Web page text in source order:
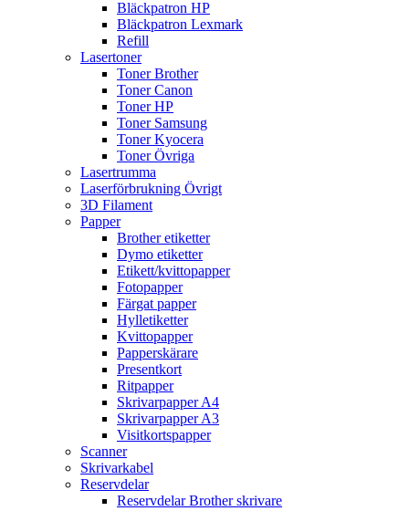
Bläckpatron HP
Bläckpatron Lexmark
Refill
Lasertoner
Toner Brother
Toner Canon
Toner HP
Toner Samsung
Toner Kyocera
Toner Övriga
Lasertrumma
Laserförbrukning Övrigt
3D Filament
Papper
Brother etiketter
Dymo etiketter
Etikett/kvittopapper
Fotopapper
Färgat papper
Hylletiketter
Kvittopapper
Papperskärare
Presentkort
Ritpapper
Skrivarpapper A4
Skrivarpapper A3
Visitkortspapper
Scanner
Skrivarkabel
Reservdelar
Reservdelar Brother skrivare